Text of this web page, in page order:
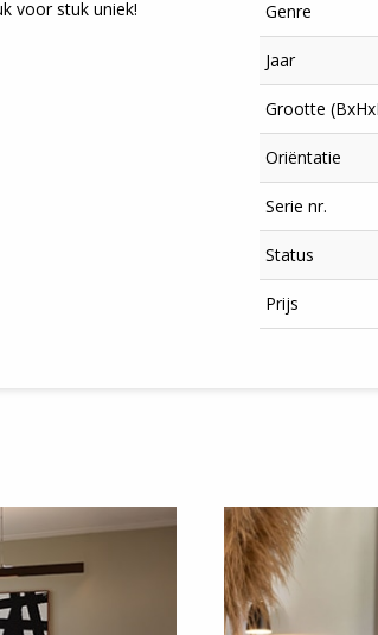
voor stuk uniek!
Genre
Jaar
Grootte
Oriëntatie
Serie nr.
Status
Prijs
voor onze
E-
mailadres